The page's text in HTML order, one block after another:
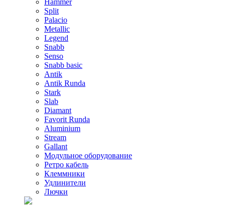
Hammer
Split
Palacio
Metallic
Legend
Snabb
Senso
Snabb basic
Antik
Antik Runda
Stark
Slab
Diamant
Favorit Runda
Aluminium
Stream
Gallant
Модульное оборудование
Ретро кабель
Клеммники
Удлинители
Лючки